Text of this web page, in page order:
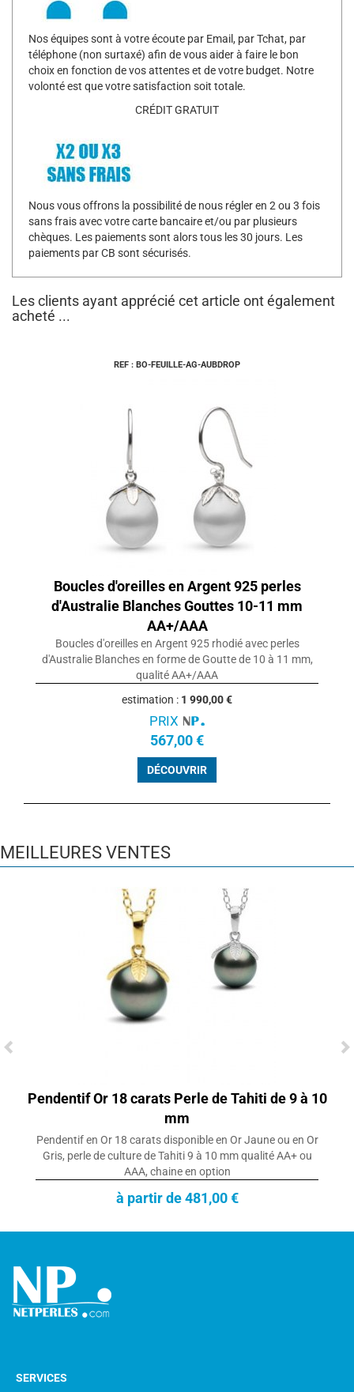
Nos équipes sont à votre écoute par Email, par Tchat, par
téléphone (non surtaxé) afin de vous aider à faire le bon
choix en fonction de vos attentes et de votre budget. Notre
volonté est que votre satisfaction soit totale.
CRÉDIT GRATUIT
Nous vous offrons la possibilité de nous régler en 2 ou 3 fois
sans frais avec votre carte bancaire et/ou par plusieurs
chèques. Les paiements sont alors tous les 30 jours. Les
paiements par CB sont sécurisés.
Les clients ayant apprécié cet article ont également
acheté ...
REF : BO-FEUILLE-AG-AUBDROP
Boucles d'oreilles en Argent 925 perles
d'Australie Blanches Gouttes 10-11 mm
AA+/AAA
Boucles d'oreilles en Argent 925 rhodié avec perles
d'Australie Blanches en forme de Goutte de 10 à 11 mm,
qualité AA+/AAA
estimation : 1 990,00 €
PRIX
567,00 €
DÉCOUVRIR
MEILLEURES VENTES
Pendentif Or 18 carats Perle de Tahiti de 9 à 10
mm
Pendentif en Or 18 carats disponible en Or Jaune ou en Or
Gris, perle de culture de Tahiti 9 à 10 mm qualité AA+ ou
AAA, chaine en option
à partir de 481,00 €
SERVICES